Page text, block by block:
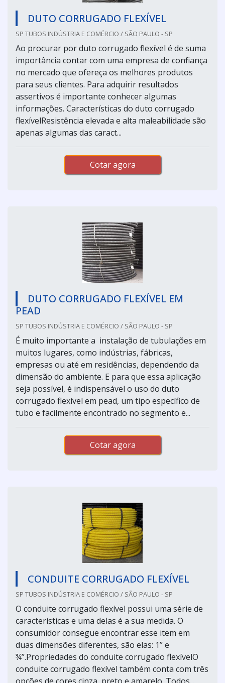
DUTO CORRUGADO FLEXÍVEL
SP TUBOS INDÚSTRIA E COMÉRCIO / SÃO PAULO - SP
Ao procurar por duto corrugado flexível é de suma
importância contar com uma empresa de confiança
no mercado que ofereça os melhores produtos
para seus clientes. Para adquirir resultados
assertivos é importante conhecer algumas
informações. Características do duto corrugado
flexívelResistência elevada e alta maleabilidade são
apenas algumas das caract...
Cotar agora
DUTO CORRUGADO FLEXÍVEL EM
PEAD
SP TUBOS INDÚSTRIA E COMÉRCIO / SÃO PAULO - SP
É muito importante a instalação de tubulações em
muitos lugares, como indústrias, fábricas,
empresas ou até em residências, dependendo da
dimensão do ambiente. E para que essa aplicação
seja possível, é indispensável o uso do duto
corrugado flexível em pead, um tipo específico de
tubo e facilmente encontrado no segmento e...
Cotar agora
CONDUITE CORRUGADO FLEXÍVEL
SP TUBOS INDÚSTRIA E COMÉRCIO / SÃO PAULO - SP
O conduite corrugado flexível possui uma série de
características e uma delas é a sua medida. O
consumidor consegue encontrar esse item em
duas dimensões diferentes, são elas: 1’’ e
¾’’.Propriedades do conduite corrugado flexívelO
conduite corrugado flexível também conta com três